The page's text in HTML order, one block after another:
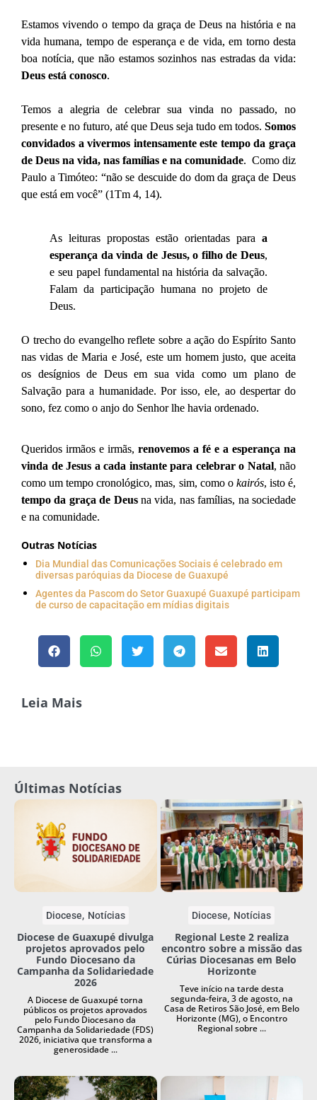
Estamos vivendo o tempo da graça de Deus na história e na
vida humana, tempo de esperança e de vida, em torno desta
boa notícia, que não estamos sozinhos nas estradas da vida:
Deus está conosco.
Temos a alegria de celebrar sua vinda no passado, no
presente e no futuro, até que Deus seja tudo em todos. Somos
convidados a vivermos intensamente este tempo da graça
de Deus na vida, nas famílias e na comunidade. Como diz
Paulo a Timóteo: “não se descuide do dom da graça de Deus
que está em você” (1Tm 4, 14).
As leituras propostas estão orientadas para a
esperança da vinda de Jesus, o filho de Deus,
e seu papel fundamental na história da salvação.
Falam da participação humana no projeto de
Deus.
O trecho do evangelho reflete sobre a ação do Espírito Santo
nas vidas de Maria e José, este um homem justo, que aceita
os desígnios de Deus em sua vida como um plano de
Salvação para a humanidade. Por isso, ele, ao despertar do
sono, fez como o anjo do Senhor lhe havia ordenado.
Queridos irmãos e irmãs, renovemos a fé e a esperança na
vinda de Jesus a cada instante para celebrar o Natal, não
como um tempo cronológico, mas, sim, como o kairós, isto é,
tempo da graça de Deusna vida, nas famílias, na sociedade
e na comunidade.
Outras Notícias
Dia Mundial das Comunicações Sociais é celebrado em
diversas paróquias da Diocese de Guaxupé
Agentes da Pascom do Setor Guaxupé Guaxupé participam
de curso de capacitação em mídias digitais
Leia Mais
Últimas Notícias
Diocese Notícias
Diocese de Guaxupé divulga
projetos aprovados pelo
Fundo Diocesano da
Campanha da Solidariedade
2026
A Diocese de Guaxupé torna
públicos os projetos aprovados
pelo Fundo Diocesano da
Campanha da Solidariedade (FDS)
2026, iniciativa que transforma a
generosidade ...
Diocese Notícias
Regional Leste 2 realiza
encontro sobre a missão das
Cúrias Diocesanas em Belo
Horizonte
Teve início na tarde desta
segunda-feira, 3 de agosto, na
Casa de Retiros São José, em Belo
Horizonte (MG), o Encontro
Regional sobre ...